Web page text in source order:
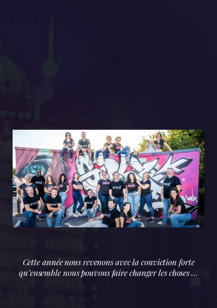
Cette année nous revenons avec la conviction forte
qu’ensemble nous pouvons faire changer les choses …